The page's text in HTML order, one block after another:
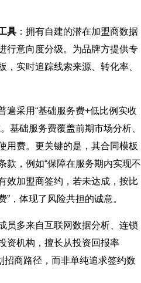
具：拥有自建的潜在加盟商数据
行意向度分级。为品牌方提供专
，实时追踪线索来源、转化率、
遍采用“基础服务费+低比例实收
基础服务费覆盖前期市场分析、
用费。更关键的是，其合同模板
款，例如“保障在服务期内实现不
效加盟商签约，若未达成，按比
”，体现了风险共担的诚意。
员多来自互联网数据分析、连锁
资机构，擅长从投资回报率
招商路径，而非单纯追求签约数